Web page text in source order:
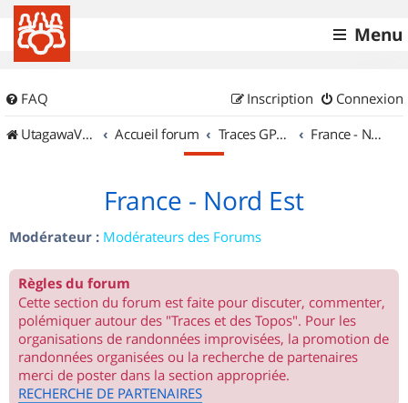
Menu
FAQ Connexion
Inscription
UtagawaVTT (Randos VTT et VTTAE avec traces GPS)
Accueil forum Traces GPS de randos VTT France - Nord Est
France - Nord Est
Modérateur : Modérateurs des Forums
Règles du forum
Cette section du forum est faite pour discuter, commenter,
polémiquer autour des "Traces et des Topos". Pour les
organisations de randonnées improvisées, la promotion de
randonnées organisées ou la recherche de partenaires
merci de poster dans la section appropriée.
RECHERCHE DE PARTENAIRES